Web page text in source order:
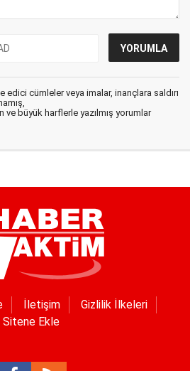
edici cümleler veya imalar, inançlara saldırı
ve büyük harflerle yazılmış yorumlar
İletişim
Gizlilik İlkeleri
Sitene Ekle